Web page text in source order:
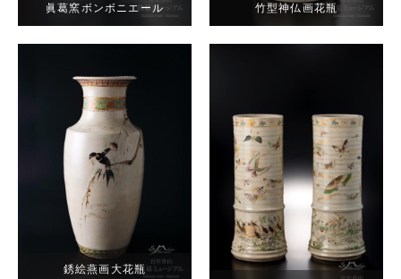
眞葛窯ボンボニエール 竹型神仏画花瓶
銹絵燕画大花瓶